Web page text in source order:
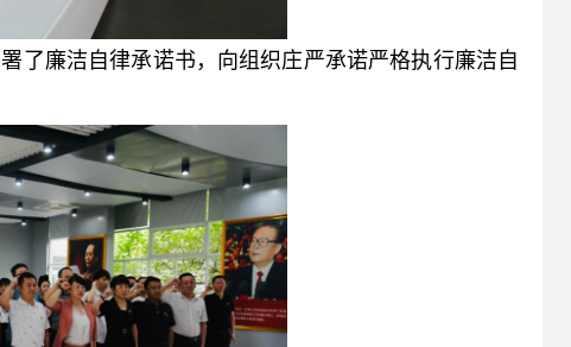
了廉洁自律承诺书，向组织庄严承诺严格执行廉洁自